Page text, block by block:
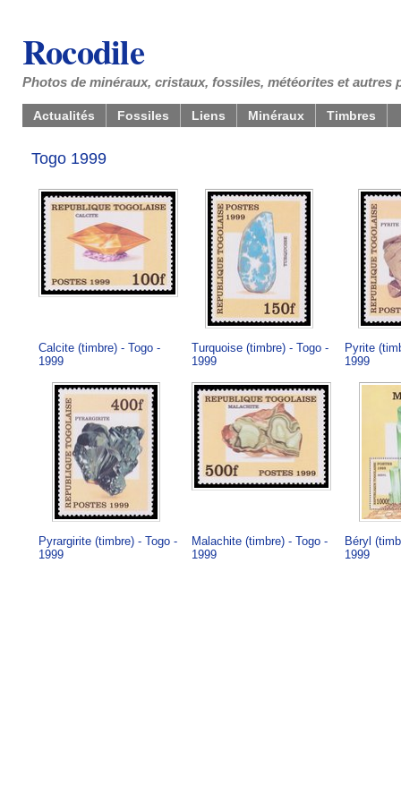
Rocodile
Photos de minéraux, cristaux, fossiles, météorites et
Actualités Fossiles Liens Minéraux Timbres
Togo 1999
Calcite (timbre) - Togo -
1999
Turquoise (timbre) - Togo -
1999
Pyrite
1999
Pyrargirite (timbre) - Togo -
1999
Malachite (timbre) - Togo -
1999
Béryl
1999